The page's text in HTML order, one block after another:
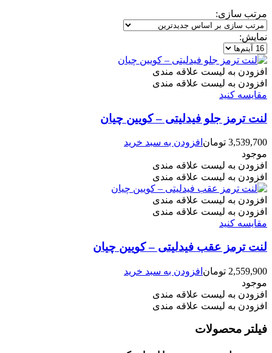
مرتب سازی:
نمایش:
افزودن به لیست علاقه مندی
افزودن به لیست علاقه مندی
مقایسه کنید
لنت ترمز جلو فیدلیتی – کویین چیان
3,539,700 تومان افزودن به سبد خرید
موجود
افزودن به لیست علاقه مندی
افزودن به لیست علاقه مندی
افزودن به لیست علاقه مندی
افزودن به لیست علاقه مندی
مقایسه کنید
لنت ترمز عقب فیدلیتی – کویین چیان
2,559,900 تومان افزودن به سبد خرید
موجود
افزودن به لیست علاقه مندی
افزودن به لیست علاقه مندی
فیلتر محصولات